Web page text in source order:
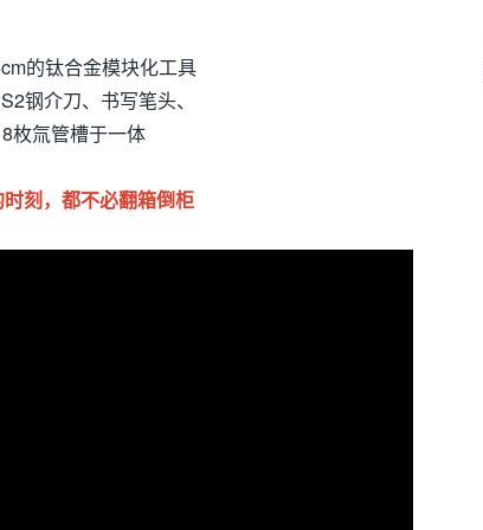
的钛合金模块化工具
钢介刀、书写笔头、
枚氚管槽于一体
刻，都不必翻箱倒柜